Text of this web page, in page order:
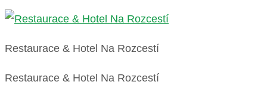
Restaurace & Hotel Na Rozcestí
Restaurace & Hotel Na Rozcestí